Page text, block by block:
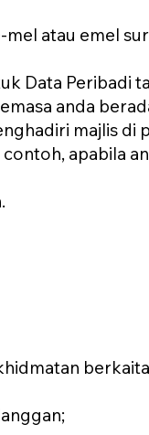
mel atau emel
Data Peribadi
anda
majlis di
apabila